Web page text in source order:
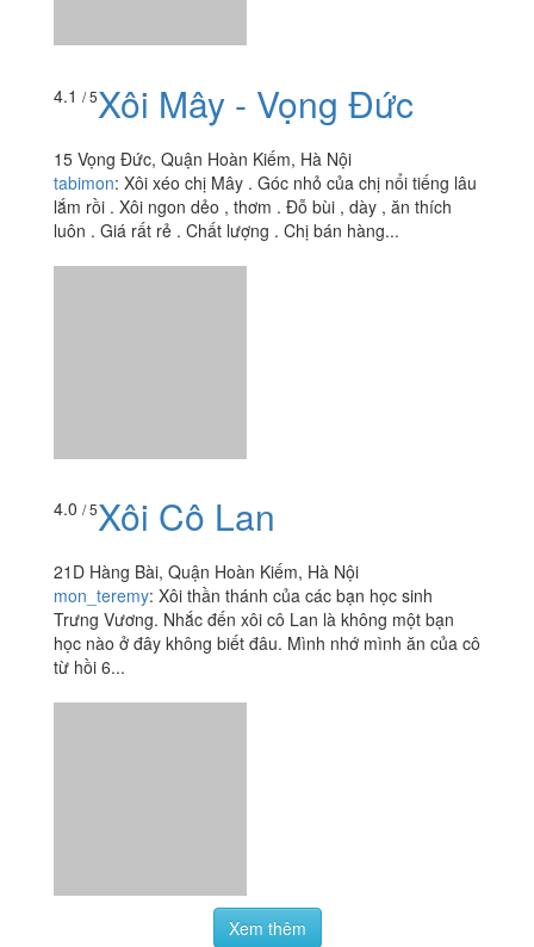
15 Vọng Đức, Quận Hoàn Kiếm, Hà Nội
tabimon:Xôi xéo chị Mây . Góc nhỏ của chị nổi tiếng lâu
lắm rồi . Xôi ngon dẻo , thơm . Đỗ bùi , dày , ăn thích
luôn . Giá rất rẻ . Chất lượng . Chị bán hàng...
Xôi Cô Lan
Dịch vụ